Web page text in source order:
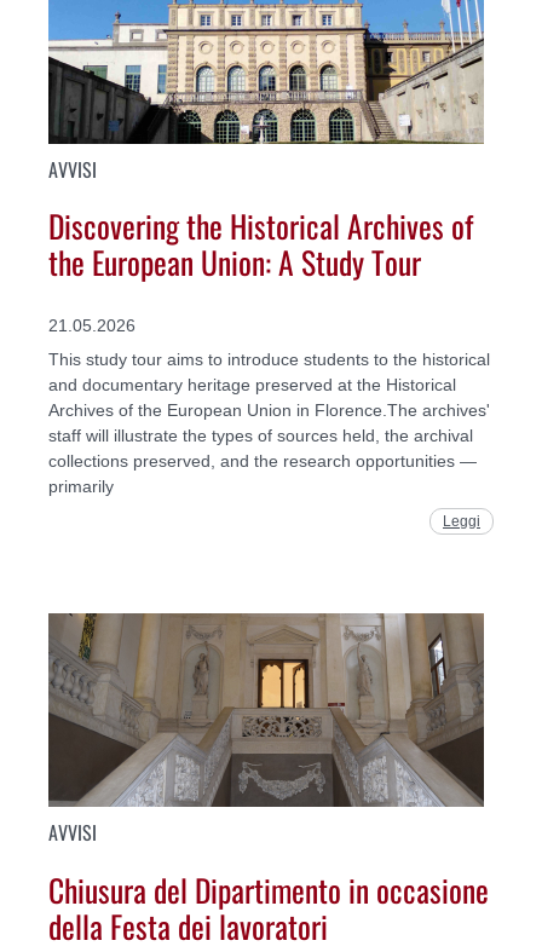
AVVISI
Discovering the Historical Archives of
the European Union: A Study Tour
21.05.2026
This study tour aims to introduce students to the historical
and documentary heritage preserved at the Historical
Archives of the European Union in Florence.The archives'
staff will illustrate the types of sources held, the archival
collections preserved, and the research opportunities —
primarily
Leggi
AVVISI
Chiusura del Dipartimento in occasione
della Festa dei lavoratori